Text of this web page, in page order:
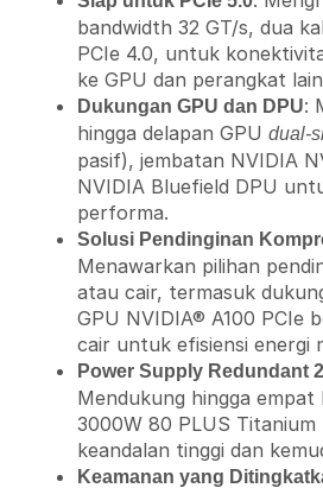
bandwidth 32 GT/s, dua
PCIe 4.0, untuk
ke GPU dan perangkat
Dukungan GPU dan DPU:
hingga delapan GPU dual-
pasif), jembatan NVIDIA
NVIDIA Bluefield DPU
performa.
Solusi Pendinginan
Menawarkan pilihan
atau cair, termasuk
GPU NVIDIA® A100 PCIe
cair untuk efisiensi energi
Power Supply Redundant
Mendukung hingga
3000W 80 PLUS
keandalan tinggi dan
Keamanan yang